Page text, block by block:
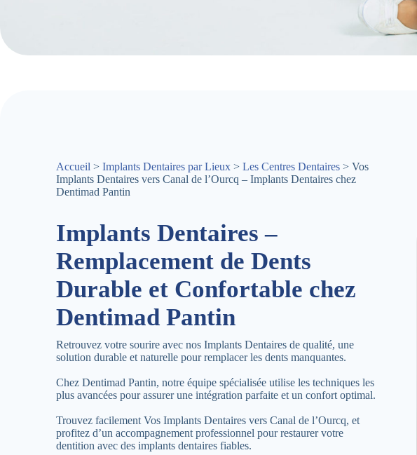
Accueil > Implants Dentaires par Lieux > Les Centres Dentaires > Vos
Implants Dentaires vers Canal de l’Ourcq – Implants Dentaires chez
Dentimad Pantin
Implants Dentaires –
Remplacement de Dents
Durable et Confortable chez
Dentimad Pantin
Retrouvez votre sourire avec nos Implants Dentaires de qualité, une
solution durable et naturelle pour remplacer les dents manquantes.
Chez Dentimad Pantin, notre équipe spécialisée utilise les techniques les
plus avancées pour assurer une intégration parfaite et un confort optimal.
Trouvez facilement Vos Implants Dentaires vers Canal de l’Ourcq, et
profitez d’un accompagnement professionnel pour restaurer votre
dentition avec des implants dentaires fiables.